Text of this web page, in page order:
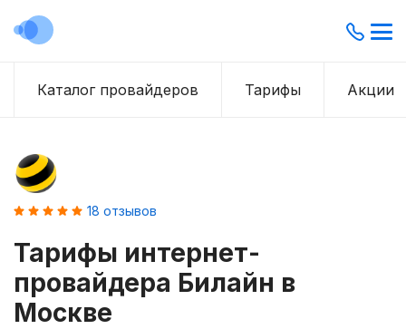
Каталог провайдеров Тарифы Акции
18 отзывов
Тарифы интернет-
провайдера Билайн в
Москве